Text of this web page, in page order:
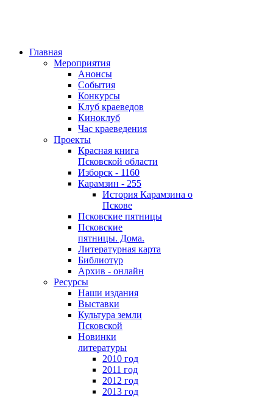
Главная
Мероприятия
Анонсы
События
Конкурсы
Клуб краеведов
Киноклуб
Час краеведения
Проекты
Красная книга
Псковской области
Изборск - 1160
Карамзин - 255
История Карамзина о
Пскове
Псковские пятницы
Псковские
пятницы. Дома.
Литературная карта
Библиотур
Архив - онлайн
Ресурсы
Наши издания
Выставки
Культура земли
Псковской
Новинки
литературы
2010 год
2011 год
2012 год
2013 год